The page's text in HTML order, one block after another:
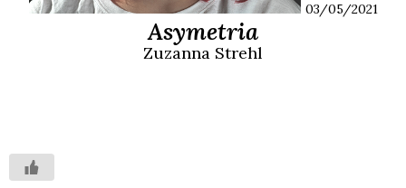
03/05/2021
Asymetria
Zuzanna Strehl